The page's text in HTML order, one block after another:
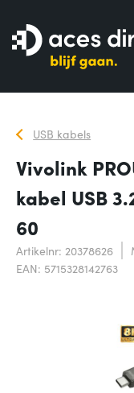
USB kabels
Vivolink
kabel USB
60
Artikelnr: 20378626
EAN: 5715328142763